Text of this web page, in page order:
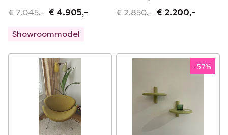
€ 7.045,- € 4.905,-
Showroommodel
Paulin
€ 2.850,- € 2.200,-
-57%